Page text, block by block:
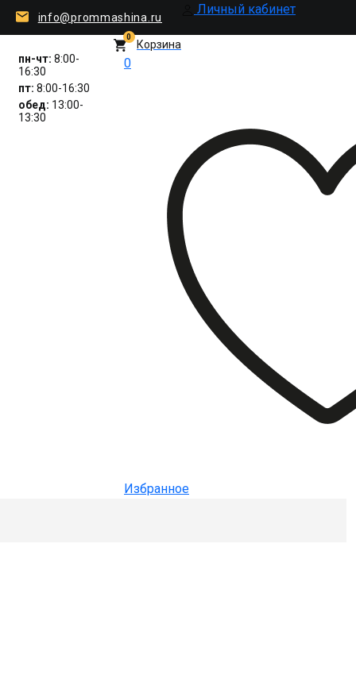
info@prommashina.ru
Личный кабинет
пн-чт: 8:00-
16:30
пт: 8:00-16:30
обед: 13:00-
13:30
0
Корзина
0
Избранное